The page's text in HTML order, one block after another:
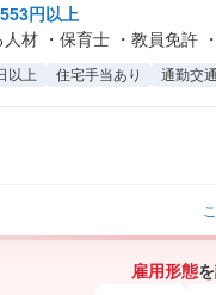
円以上
材 ・保育士 ・教員免許
以上 住宅手当あり 通勤交
雇用形態